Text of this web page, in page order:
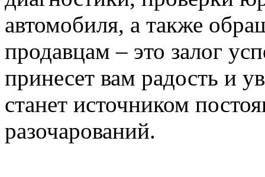
автомобиля, а также
продавцам – это залог
принесет вам радость и
станет источником
разочарований.